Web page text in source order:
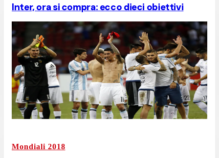
Inter, ora si compra: ecco dieci obiettivi
Mondiali 2018